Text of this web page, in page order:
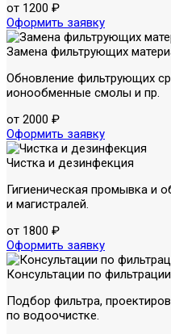
от 1200 ₽
Оформить заявку
Замена фильтрующих
Обновление фильтрующих
ионообменные смолы и пр.
от 2000 ₽
Оформить заявку
Чистка и дезинфекция
Гигиеническая промывка и
и магистралей.
от 1800 ₽
Оформить заявку
Консультации по фильтрации
Подбор фильтра,
по водоочистке.